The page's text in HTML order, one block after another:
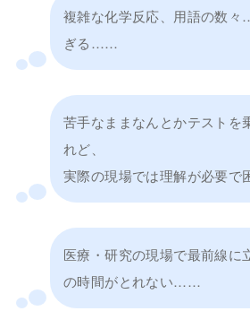
複雑な化学反応、用語の数
ぎる……
苦手なままなんとかテストを
れど、
実際の現場では理解が必要
医療・研究の現場で最前線に
の時間がとれない……